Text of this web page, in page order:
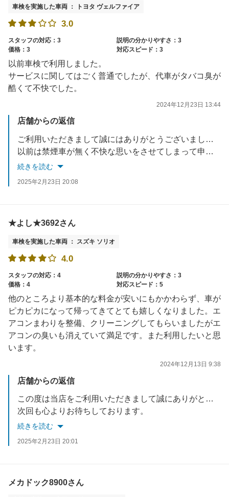
車検を実施した車両 ： トヨタ ヴェルファイア
3.0
スタッフの対応：3
説明の分かりやすさ：3
価格：3
対応スピード：3
以前車検で利用しました。
サービスに関してはごく普通でしたが、代車がタバコ臭が
酷くて不快でした。
2024年12月23日 13:44
店舗からの返信
ご利用いただきまして誠にはありがとうございました。
以前は禁煙車が無く不快な思いをさせてしまって申し訳ございませんでした。
現在は全て禁煙車となっております。
続きを読む
2025年2月23日 20:08
★よし★3692さん
車検を実施した車両 ： スズキ ソリオ
4.0
スタッフの対応：4
説明の分かりやすさ：3
価格：4
対応スピード：5
他のところより基本的な料金が安いにもかかわらず、車が
ピカピカになって帰ってきてとても嬉しくなりました。エ
アコンまわりを整備、クリーニングしてもらいましたがエ
アコンの臭いも消えていて満足です。また利用したいと思
います。
2024年12月13日 9:38
店舗からの返信
この度は当店をご利用いただきまして誠にありがとうございました。
次回も心よりお待ちしております。
続きを読む
2025年2月23日 20:01
メカドック8900さん